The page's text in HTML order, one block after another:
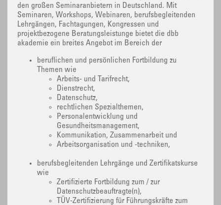
den großen Seminaranbietern in Deutschland. Mit
Seminaren, Workshops, Webinaren, berufsbegleitenden
Lehrgängen, Fachtagungen, Kongressen und
projektbezogene Beratungsleistunge bietet die dbb
akademie ein breites Angebot im Bereich der
beruflichen und persönlichen Fortbildung zu
Themen wie
Arbeits- und Tarifrecht,
Dienstrecht,
Datenschutz,
rechtlichen Spezialthemen,
Personalentwicklung und
Gesundheitsmanagement,
Kommunikation, Zusammenarbeit und
Arbeitsorganisation und -techniken,
berufsbegleitenden Lehrgänge und Zertifikatskurse
wie
Zertifizierte Fortbildung zum / zur
Datenschutzbeauftragte(n),
TÜV-Zertifizierung für Führungskräfte zum